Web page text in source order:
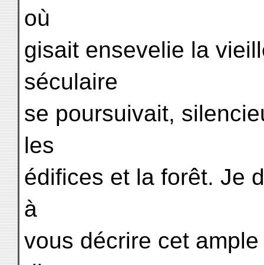
où
gisait ensevelie la
séculaire
se poursuivait,
les
édifices et la forêt. Je
à
vous décrire cet